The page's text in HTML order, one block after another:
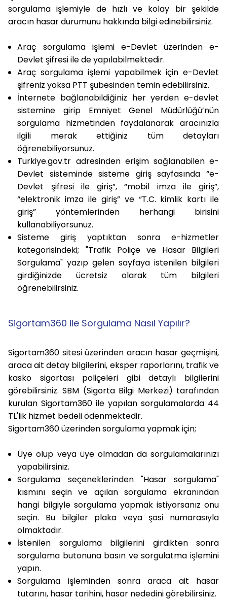
sorgulama işlemiyle de hızlı ve kolay bir şekilde
aracın hasar durumunu hakkında bilgi edinebilirsiniz.
Araç sorgulama işlemi e-Devlet üzerinden e-
Devlet şifresi ile de yapılabilmektedir.
Araç sorgulama işlemi yapabilmek için e-Devlet
şifreniz yoksa PTT şubesinden temin edebilirsiniz.
İnternete bağlanabildiğiniz her yerden e-devlet
sistemine girip Emniyet Genel Müdürlüğü’nün
sorgulama hizmetinden faydalanarak aracınızla
ilgili merak ettiğiniz tüm detayları
öğrenebiliyorsunuz.
Turkiye.gov.tr adresinden erişim sağlanabilen e-
Devlet sisteminde sisteme giriş sayfasında “e-
Devlet şifresi ile giriş”, “mobil imza ile giriş”,
“elektronik imza ile giriş” ve “T.C. kimlik kartı ile
giriş” yöntemlerinden herhangi birisini
kullanabiliyorsunuz.
Sisteme giriş yaptıktan sonra e-hizmetler
kategorisindeki; "Trafik Poliçe ve Hasar Bilgileri
Sorgulama" yazıp gelen sayfaya istenilen bilgileri
girdiğinizdeücretsiz olarak tüm bilgileri
öğrenebilirsiniz.
Sigortam360 ile Sorgulama Nasıl Yapılır?
Sigortam360 sitesi üzerinden aracın hasar geçmişini,
araca ait detay bilgilerini, eksper raporlarını, trafik ve
kasko sigortası poliçeleri gibi detaylı bilgilerini
görebilirsiniz. SBM (Sigorta Bilgi Merkezi) tarafından
kurulan Sigortam360 ile yapılan sorgulamalarda 44
TL'lik hizmet bedeli ödenmektedir.
Sigortam360 üzerinden sorgulama yapmak için;
Üye olup veya üye olmadan da sorgulamalarınızı
yapabilirsiniz.
Sorgulama seçeneklerinden "Hasar sorgulama"
kısmını seçin ve açılan sorgulama ekranından
hangi bilgiyle sorgulama yapmak istiyorsanız onu
seçin. Bu bilgiler plaka veya şasi numarasıyla
olmaktadır.
İstenilen sorgulama bilgilerini girdikten sonra
sorgulama butonuna basın ve sorgulatma işlemini
yapın.
Sorgulama işleminden sonra araca ait hasar
tutarını, hasar tarihini, hasar nededini görebilirsiniz.